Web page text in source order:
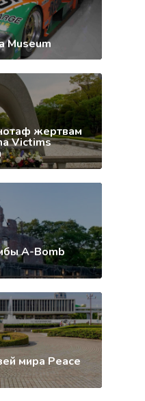
Museum
жертвам
Victims
A-Bomb
мира Peace